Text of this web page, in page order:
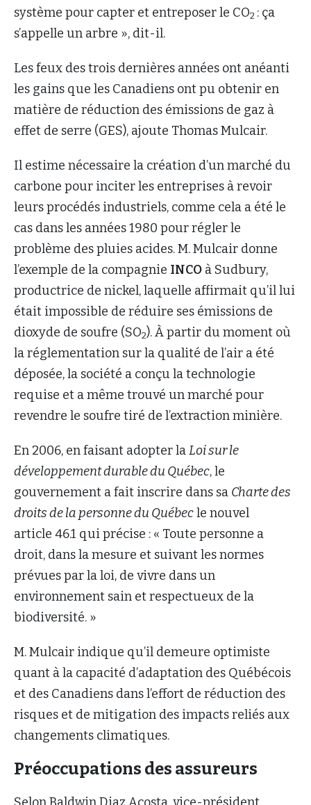
système pour capter et entreposer le CO2 : ça
s’appelle un arbre », dit-il.
Les feux des trois dernières années ont anéanti
les gains que les Canadiens ont pu obtenir en
matière de réduction des émissions de gaz à
effet de serre (GES), ajoute Thomas Mulcair.
Il estime nécessaire la création d’un marché du
carbone pour inciter les entreprises à revoir
leurs procédés industriels, comme cela a été le
cas dans les années 1980 pour régler le
problème des pluies acides. M. Mulcair donne
l’exemple de la compagnie INCO à Sudbury,
productrice de nickel, laquelle affirmait qu’il lui
était impossible de réduire ses émissions de
dioxyde de soufre (SO2). À partir du moment où
la réglementation sur la qualité de l’air a été
déposée, la société a conçu la technologie
requise et a même trouvé un marché pour
revendre le soufre tiré de l’extraction minière.
En 2006, en faisant adopter laLoi sur le
développement durable du Québec, le
gouvernement a fait inscrire dans sa Charte des
droits de la personne du Québecle nouvel
article 46.1 qui précise : « Toute personne a
droit, dans la mesure et suivant les normes
prévues par la loi, de vivre dans un
environnement sain et respectueux de la
biodiversité. »
M. Mulcair indique qu’il demeure optimiste
quant à la capacité d’adaptation des Québécois
et des Canadiens dans l’effort de réduction des
risques et de mitigation des impacts reliés aux
changements climatiques.
Préoccupations des assureurs